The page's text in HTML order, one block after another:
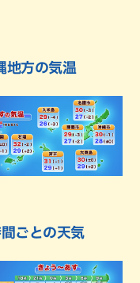
地方の気温
ごとの天気